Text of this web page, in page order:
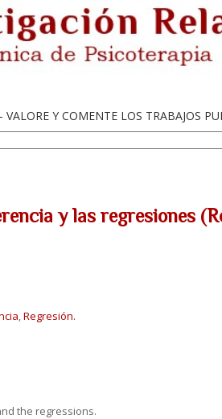
VALORE Y COMENTE LOS TRABAJOS
y las regresiones
,Regresión.
the regressions.